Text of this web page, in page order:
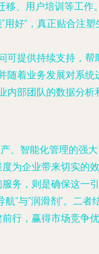
移、用户培训等工作
用好”，真正贴合注塑
可提供持续支持，帮
随着业务发展对系统
内部团队的数据分析
、智能化管理的强
为企业带来切实的效
务，则是确保这一引
”与“润滑剂”。二者
行，赢得市场竞争优